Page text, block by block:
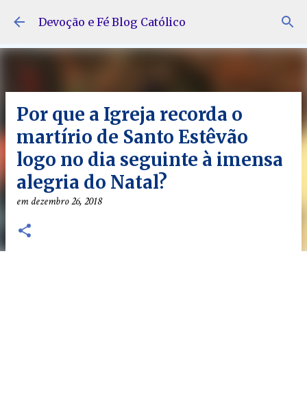
Pular para o conteúdo principal
Devoção e Fé Blog Católico
Por que a Igreja recorda o
martírio de Santo Estêvão
logo no dia seguinte à imensa
alegria do Natal?
emdezembro 26, 2018